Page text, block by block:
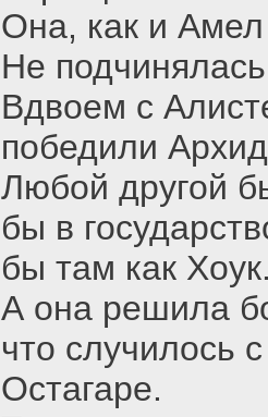
Она, как и
Не
Вдвоем с
победили
Любой другой
бы в
бы там как
А она решила
что случилось
Остагаре.